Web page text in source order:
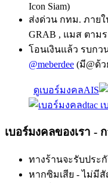
Icon Siam)
ส่งด่วน กทม. ภายใ
GRAB , แมส ตาม
โอนเงินแล้ว รบกว
@meberdee (มี@ด้ว
ดูเบอร์มงคลAIS
เ
เบอร์มงคลของเรา -
ทางร้านจะรับประ
หากซิมเสีย - ไม่มี